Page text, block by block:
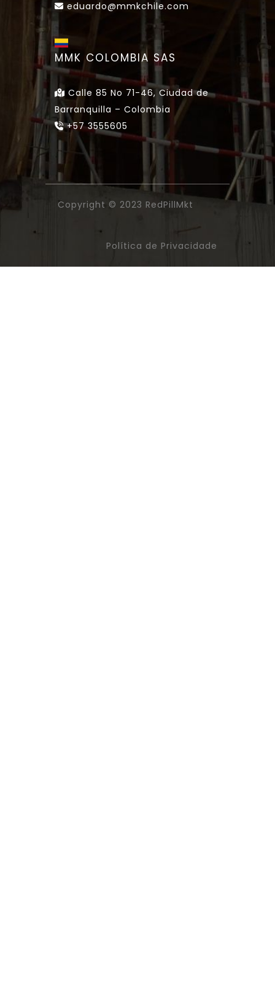
eduardo@mmkchile.com
MMK COLOMBIA SAS
Calle 85 No 71-46, Ciudad de
Barranquilla – Colombia
+57 3555605
Copyright © 2023 RedPillMkt
Política de Privacidade